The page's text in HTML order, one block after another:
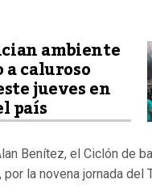
ambiente
a caluroso
jueves en
país
Benítez, el Ciclón de
la novena jornada del